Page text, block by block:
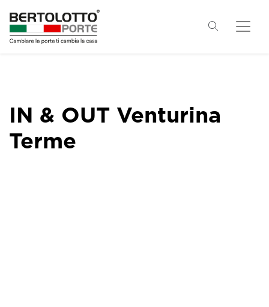
IN & OUT Venturina
Terme